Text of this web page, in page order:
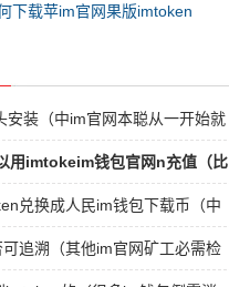
下载苹im官网果版imtoken
安装（中im官网本聪从一开始就
用imtokeim钱包官网n充值（比
兑换成人民im钱包下载币（中
追溯（其他im官网矿工必需检